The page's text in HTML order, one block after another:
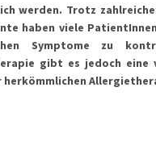
werden. Trotz
haben viele
Symptome zu
gibt es jedoch eine